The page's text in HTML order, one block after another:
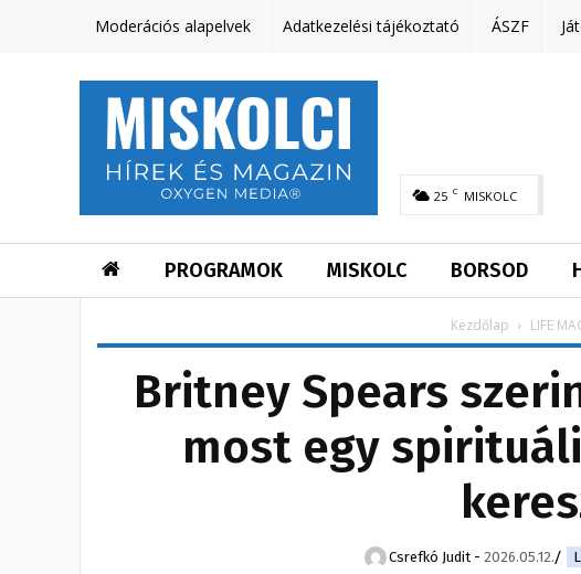
Moderációs alapelvek Adatkezelési tájékoztató ÁSZF
25 C MISKOLC
PROGRAMOK MISKOLC BORSOD
Kezdőlap LIFE
Britney Spears
most egy
Csrefkó Judit - 2026.05.12.